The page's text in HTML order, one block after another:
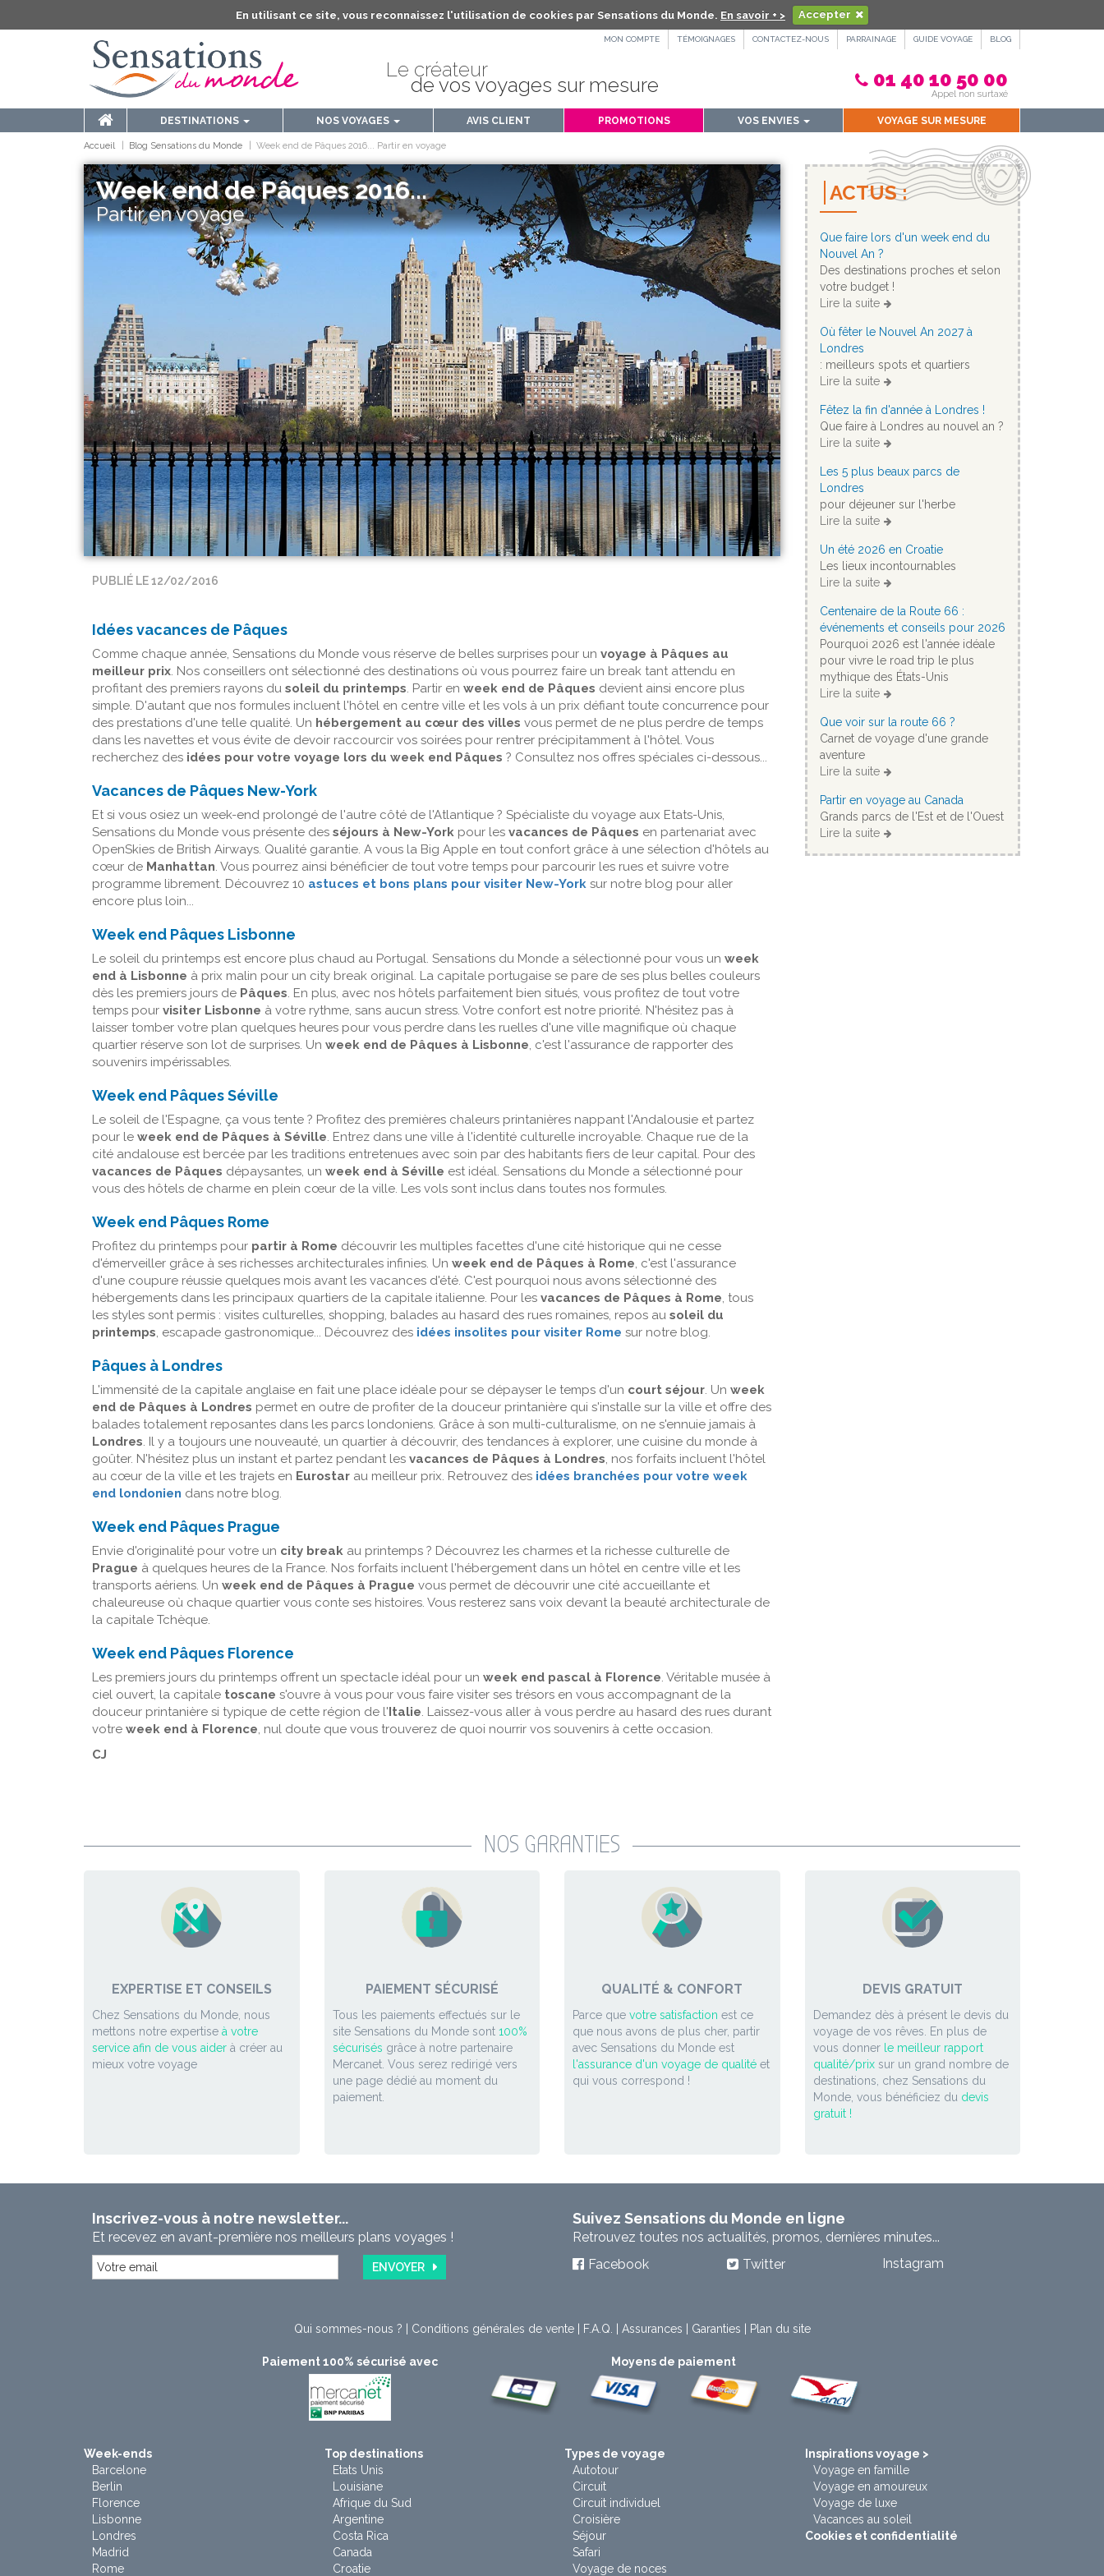
En utilisant ce site, vous reconnaissez l'utilisation de cookies par Sensations du Monde. En savoir + > Accepter
MON COMPTE TÉMOIGNAGES CONTACTEZ-NOUS PARRAINAGE GUIDE VOYAGE BLOG
Le créateur
de vos voyages sur mesure 01 40 10 50 00
Appel non surtaxé
DESTINATIONS NOS VOYAGES AVIS CLIENT PROMOTIONS VOS ENVIES VOYAGE SUR MESURE
Accueil Blog Sensations du Monde Week end de Pâques 2016... Partir en voyage
Week end de Pâques 2016...
Partir en voyage
PUBLIÉ LE 12/02/2016
Idées vacances de Pâques
Comme chaque année, Sensations du Monde vous réserve de belles surprises pour un voyage à Pâques au
meilleur prix. Nos conseillers ont sélectionné des destinations où vous pourrez faire un break tant attendu en
profitant des premiers rayons du soleil du printemps. Partir en week end de Pâques devient ainsi encore plus
simple. D'autant que nos formules incluent l'hôtel en centre ville et les vols à un prix défiant toute concurrence pour
des prestations d'une telle qualité. Un hébergement au cœur des villes vous permet de ne plus perdre de temps
dans les navettes et vous évite de devoir raccourcir vos soirées pour rentrer précipitamment à l'hôtel. Vous
recherchez des idées pour votre voyage lors du week end Pâques ? Consultez nos offres spéciales ci-dessous...
Vacances de Pâques New-York
Et si vous osiez un week-end prolongé de l'autre côté de l'Atlantique ? Spécialiste du voyage aux Etats-Unis,
Sensations du Monde vous présente des séjours à New-York pour les vacances de Pâques en partenariat avec
OpenSkies de British Airways. Qualité garantie. A vous la Big Apple en tout confort grâce à une sélection d'hôtels au
cœur de Manhattan. Vous pourrez ainsi bénéficier de tout votre temps pour parcourir les rues et suivre votre
programme librement. Découvrez 10 astuces et bons plans pour visiter New-York sur notre blog pour aller
encore plus loin...
Week end Pâques Lisbonne
Le soleil du printemps est encore plus chaud au Portugal. Sensations du Monde a sélectionné pour vous un week
end à Lisbonne à prix malin pour un city break original. La capitale portugaise se pare de ses plus belles couleurs
dès les premiers jours de Pâques. En plus, avec nos hôtels parfaitement bien situés, vous profitez de tout votre
temps pour visiter Lisbonne à votre rythme, sans aucun stress. Votre confort est notre priorité. N'hésitez pas à
laisser tomber votre plan quelques heures pour vous perdre dans les ruelles d'une ville magnifique où chaque
quartier réserve son lot de surprises. Un week end de Pâques à Lisbonne, c'est l'assurance de rapporter des
souvenirs impérissables.
Week end Pâques Séville
Le soleil de l'Espagne, ça vous tente ? Profitez des premières chaleurs printanières nappant l'Andalousie et partez
pour le week end de Pâques à Séville. Entrez dans une ville à l'identité culturelle incroyable. Chaque rue de la
cité andalouse est bercée par les traditions entretenues avec soin par des habitants fiers de leur capital. Pour des
vacances de Pâques dépaysantes, un week end à Séville est idéal. Sensations du Monde a sélectionné pour
vous des hôtels de charme en plein cœur de la ville. Les vols sont inclus dans toutes nos formules.
Week end Pâques Rome
Profitez du printemps pour partir à Rome découvrir les multiples facettes d'une cité historique qui ne cesse
d'émerveiller grâce à ses richesses architecturales infinies. Un week end de Pâques à Rome, c'est l'assurance
d'une coupure réussie quelques mois avant les vacances d'été. C'est pourquoi nous avons sélectionné des
hébergements dans les principaux quartiers de la capitale italienne. Pour les vacances de Pâques à Rome, tous
les styles sont permis : visites culturelles, shopping, balades au hasard des rues romaines, repos au soleil du
printemps, escapade gastronomique... Découvrez des idées insolites pour visiter Rome sur notre blog.
Pâques à Londres
L'immensité de la capitale anglaise en fait une place idéale pour se dépayser le temps d'un court séjour. Un week
end de Pâques à Londres permet en outre de profiter de la douceur printanière qui s'installe sur la ville et offre des
balades totalement reposantes dans les parcs londoniens. Grâce à son multi-culturalisme, on ne s'ennuie jamais à
Londres. Il y a toujours une nouveauté, un quartier à découvrir, des tendances à explorer, une cuisine du monde à
goûter. N'hésitez plus un instant et partez pendant les vacances de Pâques à Londres, nos forfaits incluent l'hôtel
au cœur de la ville et les trajets en Eurostar au meilleur prix. Retrouvez des idées branchées pour votre week
end londonien dans notre blog.
Week end Pâques Prague
Envie d'originalité pour votre un city break au printemps ? Découvrez les charmes et la richesse culturelle de
Prague à quelques heures de la France. Nos forfaits incluent l'hébergement dans un hôtel en centre ville et les
transports aériens. Un week end de Pâques à Prague vous permet de découvrir une cité accueillante et
chaleureuse où chaque quartier vous conte ses histoires. Vous resterez sans voix devant la beauté architecturale de
la capitale Tchèque.
Week end Pâques Florence
Les premiers jours du printemps offrent un spectacle idéal pour un week end pascal à Florence. Véritable musée à
ciel ouvert, la capitale toscane s'ouvre à vous pour vous faire visiter ses trésors en vous accompagnant de la
douceur printanière si typique de cette région de l'Italie. Laissez-vous aller à vous perdre au hasard des rues durant
votre week end à Florence, nul doute que vous trouverez de quoi nourrir vos souvenirs à cette occasion.
CJ
ACTUS :
Que faire lors d'un week end du
Nouvel An ?
Des destinations proches et selon
votre budget !
Lire la suite
Où fêter le Nouvel An 2027 à
Londres
: meilleurs spots et quartiers
Lire la suite
Fêtez la fin d'année à Londres !
Que faire à Londres au nouvel an ?
Lire la suite
Les 5 plus beaux parcs de
Londres
pour déjeuner sur l'herbe
Lire la suite
Un été 2026 en Croatie
Les lieux incontournables
Lire la suite
Centenaire de la Route 66 :
événements et conseils pour 2026
Pourquoi 2026 est l'année idéale
pour vivre le road trip le plus
mythique des États-Unis
Lire la suite
Que voir sur la route 66 ?
Carnet de voyage d'une grande
aventure
Lire la suite
Partir en voyage au Canada
Grands parcs de l'Est et de l'Ouest
Lire la suite
NOS GARANTIES
EXPERTISE ET CONSEILS
Chez Sensations du Monde, nous
mettons notre expertise à votre
service afin de vous aider à créer au
mieux votre voyage
PAIEMENT SÉCURISÉ
Tous les paiements effectués sur le
site Sensations du Monde sont 100%
sécurisés grâce à notre partenaire
Mercanet. Vous serez redirigé vers
une page dédié au moment du
paiement.
QUALITÉ & CONFORT
Parce que votre satisfaction est ce
que nous avons de plus cher, partir
avec Sensations du Monde est
l'assurance d'un voyage de qualité et
qui vous correspond !
DEVIS GRATUIT
Demandez dès à présent le devis du
voyage de vos rêves. En plus de
vous donner le meilleur rapport
qualité/prixsur un grand nombre de
destinations, chez Sensations du
Monde, vous bénéficiez du devis
gratuit !
Inscrivez-vous à notre newsletter...
Et recevez en avant-première nos meilleurs plans voyages !
ENVOYER
Suivez Sensations du Monde en ligne
Retrouvez toutes nos actualités, promos, dernières minutes...
Facebook
Twitter Instagram
Qui sommes-nous ? Conditions générales de vente| F.A.Q. Assurances Garanties Plan du site
Paiement 100% sécurisé avec Moyens de paiement
Week-ends
Barcelone
Berlin
Florence
Lisbonne
Londres
Madrid
Rome
Top destinations
Etats Unis
Louisiane
Afrique du Sud
Argentine
Costa Rica
Canada
Croatie
Types de voyage
Autotour
Circuit
Circuit individuel
Croisière
Séjour
Safari
Voyage de noces
Inspirations voyage >
Voyage en famille
Voyage en amoureux
Voyage de luxe
Vacances au soleil
Cookies et confidentialité